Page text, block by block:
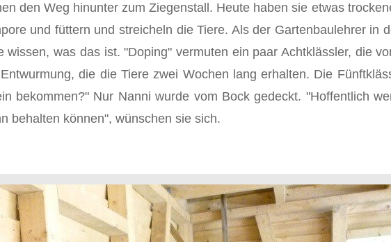
den Weg hin­unter zum Ziegenstall. Heute haben sie etwas
und füttern und streicheln die Tiere. Als der Gartenbaulehrer in
was das ist. "Doping" vermuten ein paar Achtklässler, die
die die Tiere zwei Wochen lang erhalten. Die
bekommen?" Nur Nanni wurde vom Bock gedeckt. "Hoffentlich
behalten können", wünschen sie sich.